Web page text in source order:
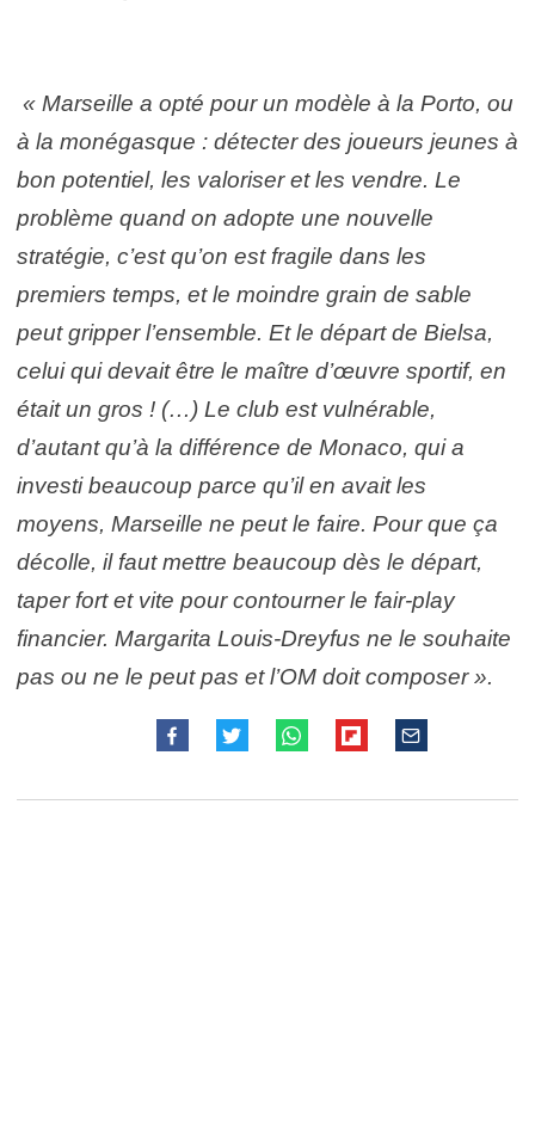
« Marseille a opté pour un modèle à la Porto, ou
à la monégasque : détecter des joueurs jeunes à
bon potentiel, les valoriser et les vendre. Le
problème quand on adopte une nouvelle
stratégie, c’est qu’on est fragile dans les
premiers temps, et le moindre grain de sable
peut gripper l’ensemble. Et le départ de Bielsa,
celui qui devait être le maître d’œuvre sportif, en
était un gros ! (…) Le club est vulnérable,
d’autant qu’à la différence de Monaco, qui a
investi beaucoup parce qu’il en avait les
moyens, Marseille ne peut le faire. Pour que ça
décolle, il faut mettre beaucoup dès le départ,
taper fort et vite pour contourner le fair-play
financier. Margarita Louis-Dreyfus ne le souhaite
pas ou ne le peut pas et l’OM doit composer ».